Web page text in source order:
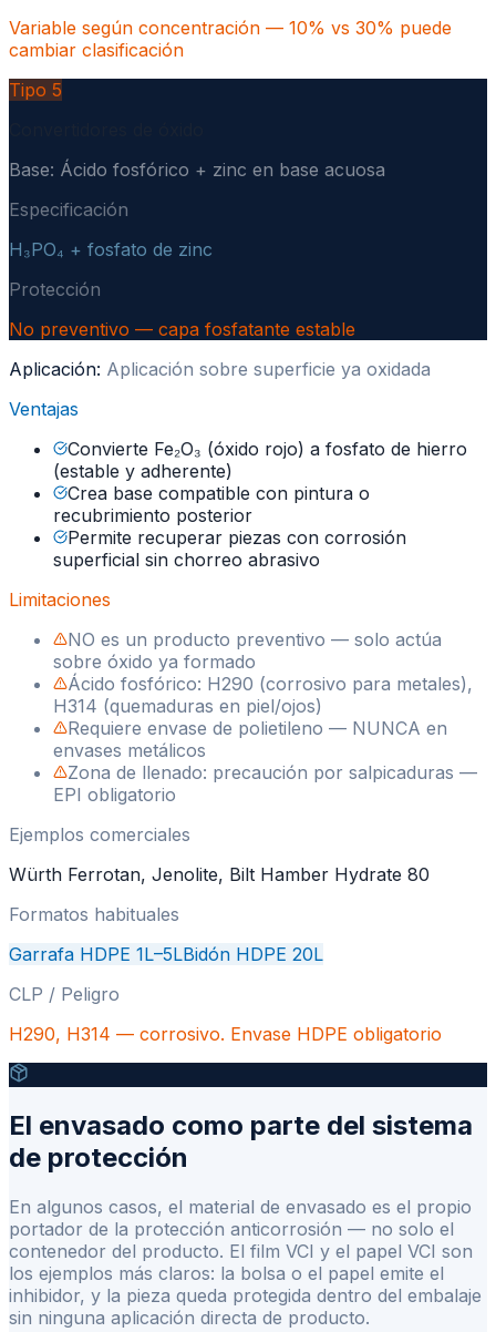
Variable según concentración — 10% vs 30% puede
cambiar clasificación
Tipo 5
Base: Ácido fosfórico + zinc en base acuosa
Especificación
H₃PO₄ + fosfato de zinc
Protección
No preventivo — capa fosfatante estable
Aplicación: Aplicación sobre superficie ya oxidada
Ventajas
Convierte Fe₂O₃ (óxido rojo) a fosfato de hierro
(estable y adherente)
Crea base compatible con pintura o
recubrimiento posterior
Permite recuperar piezas con corrosión
superficial sin chorreo abrasivo
Limitaciones
NO es un producto preventivo — solo actúa
sobre óxido ya formado
Ácido fosfórico: H290 (corrosivo para metales),
H314 (quemaduras en piel/ojos)
Requiere envase de polietileno — NUNCA en
envases metálicos
Zona de llenado: precaución por salpicaduras —
EPI obligatorio
Ejemplos comerciales
Würth Ferrotan, Jenolite, Bilt Hamber Hydrate 80
Formatos habituales
Garrafa HDPE 1L–5LBidón HDPE 20L
CLP / Peligro
H290, H314 — corrosivo. Envase HDPE obligatorio
El envasado como parte del sistema
de protección
En algunos casos, el material de envasado es el propio
portador de la protección anticorrosión — no solo el
contenedor del producto. El film VCI y el papel VCI son
los ejemplos más claros: la bolsa o el papel emite el
inhibidor, y la pieza queda protegida dentro del embalaje
sin ninguna aplicación directa de producto.